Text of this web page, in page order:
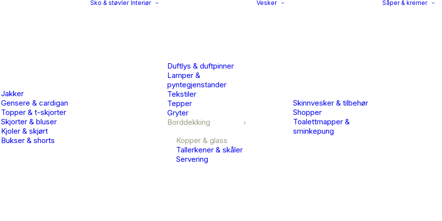
Jakker
Gensere & cardigan
Topper & t-skjorter
Skjorter & bluser
Kjoler & skjørt
Bukser & shorts
Sko & støvler Interiør
Duftlys & duftpinner
Lamper &
pyntegjenstander
Tekstiler
Tepper
Gryter
Borddekking
Kopper & glass
Tallerkener & skåler
Servering
Vesker
Skinnvesker & tilbehør
Shopper
Toalettmapper &
sminkepung
Såper & kremer